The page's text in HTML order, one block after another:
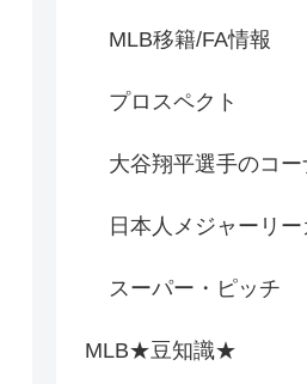
MLB移籍/FA情報
プロスペクト
大谷翔平選手のコー
日本人メジャーリー
スーパー・ピッチ
MLB★豆知識★